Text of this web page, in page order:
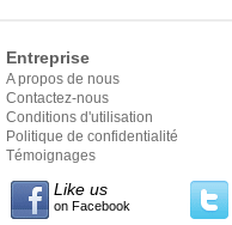
Entreprise
A propos de nous
Contactez-nous
Conditions d'utilisation
Politique de confidentialité
Témoignages
Like us
on Facebook